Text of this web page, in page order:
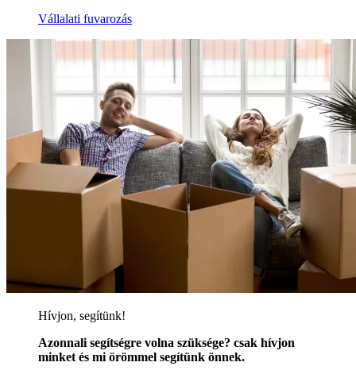
Vállalati fuvarozás
Hívjon, segítünk!
Azonnali segítségre volna szüksége? csak hívjon
minket és mi örömmel segítünk önnek.